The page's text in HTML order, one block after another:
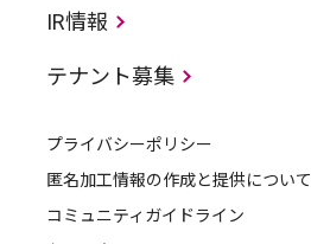
IR情報
テナント募集
プライバシーポリシー
匿名加工情報の作成と提供について
コミュニティガイドライン